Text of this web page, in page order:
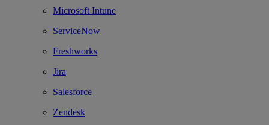
Microsoft Intune
ServiceNow
Freshworks
Jira
Salesforce
Zendesk